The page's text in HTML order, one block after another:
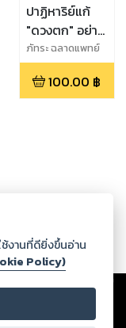
ปาฏิหาริย์แก้
"ดวงตก" อย่าง
ได้ผล แบบ
ทันตาเห็น
ภัทระ ฉลาดแพทย์
100.00 ฿
ว่าละเมิดสิทธิใน
ะศีลธรรม ดังนั้น ผู้อ่าน
งานที่ดียิ่งขึ้นอ่าน
Policy)